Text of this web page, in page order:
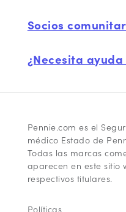
Socios
¿Necesita
Pennie.com es el
médico Estado de
Todas las marcas
aparecen en este sitio
respectivos titulares.
Políticas